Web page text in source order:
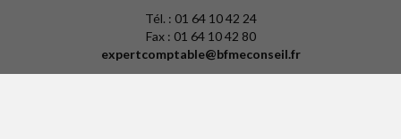
Tél. : 01 64 10 42 24
Fax : 01 64 10 42 80
expertcomptable@bfmeconseil.fr